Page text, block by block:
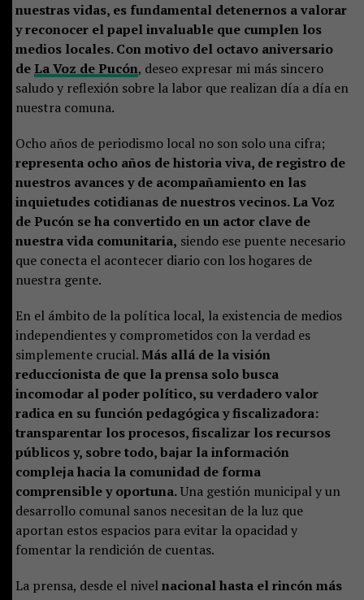
nuestras vidas, es fundamental detenernos a valorar
y reconocer el papel invaluable que cumplen los
medios locales. Con motivo del octavo aniversario
de La Voz de Pucón, deseo expresar mi más sincero
saludo y reflexión sobre la labor que realizan día a día en
nuestra comuna.
Ocho años de periodismo local no son solo una cifra;
representa ocho años de historia viva, de registro de
nuestros avances y de acompañamiento en las
inquietudes cotidianas de nuestros vecinos. La Voz
de Pucón se ha convertido en un actor clave de
nuestra vida comunitaria, siendo ese puente necesario
que conecta el acontecer diario con los hogares de
nuestra gente.
En el ámbito de la política local, la existencia de medios
independientes y comprometidos con la verdad es
simplemente crucial.Más allá de la visión
reduccionista de que la prensa solo busca
incomodar al poder político, su verdadero valor
radica en su función pedagógica y fiscalizadora:
transparentar los procesos, fiscalizar los recursos
públicos y, sobre todo, bajar la información
compleja hacia la comunidad de forma
comprensible y oportuna.Una gestión municipal y un
desarrollo comunal sanos necesitan de la luz que
aportan estos espacios para evitar la opacidad y
fomentar la rendición de cuentas.
La prensa, desde el nivelnacional hasta el rincón más